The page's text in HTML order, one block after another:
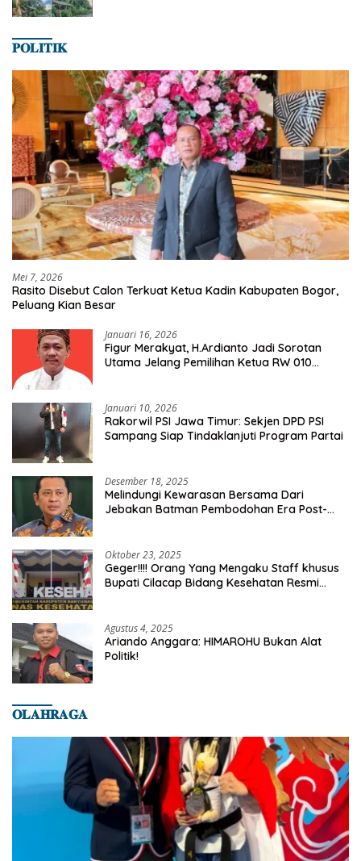
𝐏𝐎𝐋𝐈𝐓𝐈𝐊
Mei 7, 2026
Rasito Disebut Calon Terkuat Ketua Kadin Kabupaten Bogor,
Peluang Kian Besar
Januari 16, 2026
Figur Merakyat, H.Ardianto Jadi Sorotan
Utama Jelang Pemilihan Ketua RW 010
Januari 10, 2026
Rakorwil PSI Jawa Timur: Sekjen DPD PSI
Sampang Siap Tindaklanjuti Program Partai
Desember 18, 2025
Melindungi Kewarasan Bersama Dari
Jebakan Batman Pembodohan Era Post-
Oktober 23, 2025
Geger!!!! Orang Yang Mengaku Staff khusus
Bupati Cilacap Bidang Kesehatan Resmi
Agustus 4, 2025
Ariando Anggara: HIMAROHU Bukan Alat
Politik!
𝐎𝐋𝐀𝐇𝐑𝐀𝐆𝐀